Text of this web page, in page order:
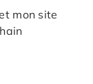
mon site